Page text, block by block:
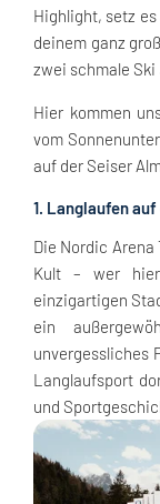
Highlight, setz
deinem ganz
zwei schmale
Hier kommen
vom
auf der Seiser
1. Langlaufen
Die Nordic Arena
Kult – wer
einzigartigen
ein
unvergessliches
Langlaufsport
und